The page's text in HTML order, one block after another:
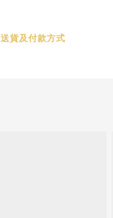
送貨及付款方式